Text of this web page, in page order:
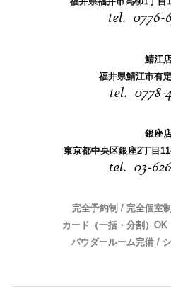
0776-
鯖江
福井県鯖江市有
0778-
銀座
東京都中央区銀座2丁目
03-
完全予約制 / 完全個室
カード（一括・分割）
パウダールーム完備 /